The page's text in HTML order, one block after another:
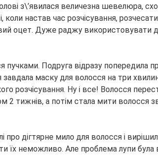
з\’явилася величезна шевелюра,
настав час розчісування,
оцет. Дуже раджу використовувати
пучками. Подруга відразу
маску для волосся на три
розчісування. Ну і все! Волосся
2 тижнів, а потім стала мити
дігтярне мило для волосся і
їх неможливо. Але проблема лупи